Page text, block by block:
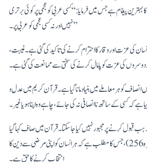
پیغام ہے جس میں فرمایا: “کسی عربی کو عجمی پر کوئی برتری
نہیں اور نہ کسی عجمی کو عربی پر۔”
کی عزت اور وقار کا احترام کرنے کی تاکید کی گئی ہے۔ غیبت،
دوسروں کی عزت کو پامال کرنے کی سختی سے ممانعت کی گئی ہے۔
انصاف کو ہر معاملے میں بنیاد مانا گیا ہے۔ قرآن کریم میں عدل و
ہے کہ کسی کے ساتھ ناانصافی نہ کی جائے، چاہے وہ اپنا ہو یا غیر۔
قبول کرنے پر مجبور نہیں کیا جا سکتا۔ قرآن میں صاف کہا گیا
ہے کہ “دین میں کوئی زبردستی نہیں” (سورہ بقرہ 256)، جس کا مطلب ہے کہ ہر انسان کو اپنی مرضی سے دین کا
انتخاب کرنے کا حق ہے۔